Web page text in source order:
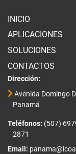
INICIO
APLICACIONES
SOLUCIONES
CONTACTOS
Dirección:
Avenida Domingo
Panamá
Teléfonos: (507)
2871
Email: